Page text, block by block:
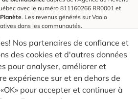
Nos partenaires de confiance et
des cookies et d'autres données
pour analyser, améliorer et
expérience sur et en dehors de
pour accepter et continuer à
avec le numéro 811160266 RR0001 et
. Les revenus générés sur Vaolo
dans les communautés.
suivre nos explorateurs et recevoir des
conscients.
Envoyer